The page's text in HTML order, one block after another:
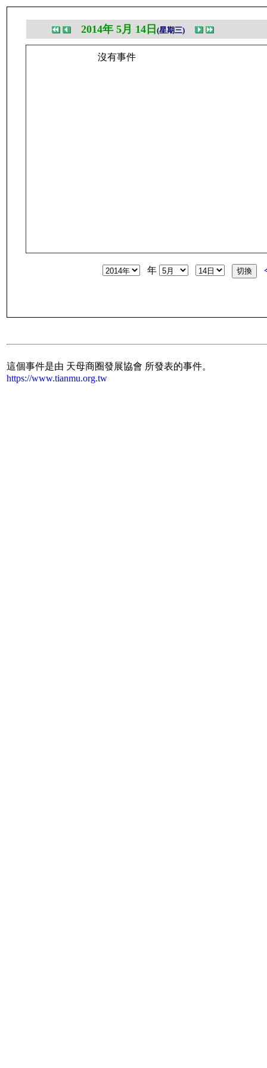
2014年 5月 14日 (星期三)
沒有事件
年
這個事件是由 天母商圈發展協會 所發表的事件。
https://www.tianmu.org.tw